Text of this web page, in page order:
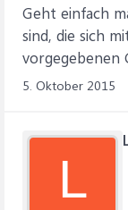
Geht einfach
sind, die sich
vorgegebenen
5. Oktober 2015
L